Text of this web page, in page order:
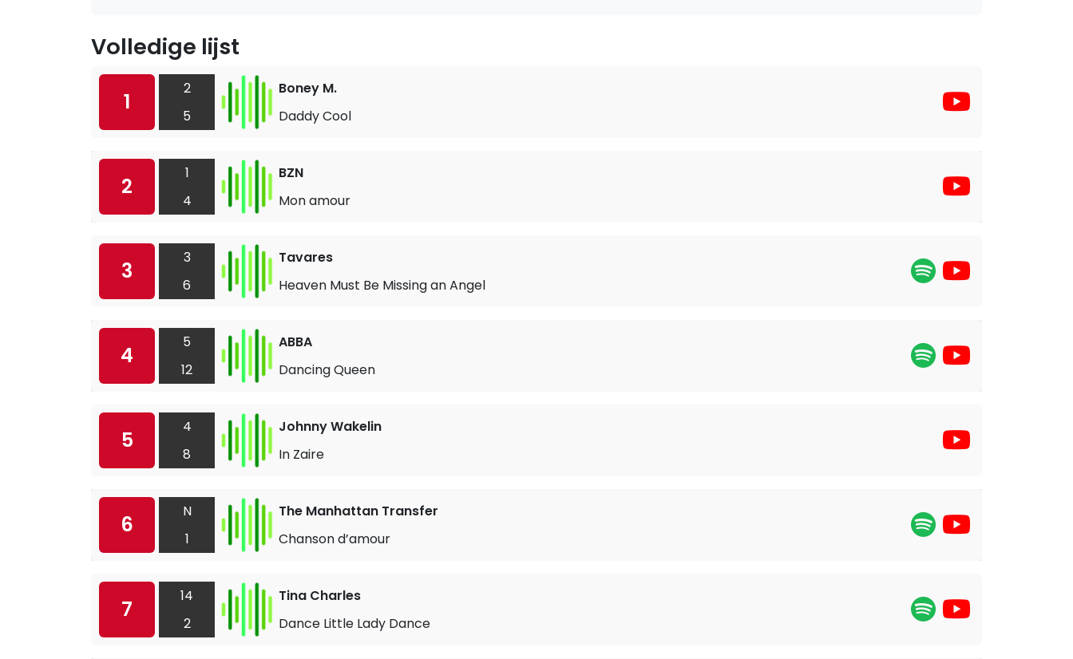
Volledige lijst
1
2
5
Boney M.
Daddy Cool
2
1
4
BZN
Mon amour
3
3
6
Tavares
Heaven Must Be Missing an Angel
4
5
12
ABBA
Dancing Queen
5
4
8
Johnny Wakelin
In Zaire
6
N
1
The Manhattan Transfer
Chanson d’amour
7
14
2
Tina Charles
Dance Little Lady Dance